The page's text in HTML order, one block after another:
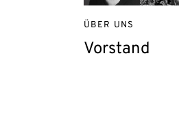
Vorstand
ÜBER UNS